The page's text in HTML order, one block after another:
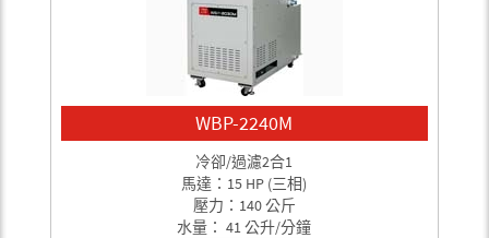
WBP-2240M
冷卻/過濾2合1
馬達：15 HP (三相)
壓力：140 公斤
水量： 41 公升/分鐘